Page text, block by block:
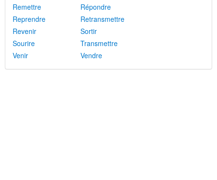
Remettre
Répondre
Reprendre
Retransmettre
Revenir
Sortir
Sourire
Transmettre
Venir
Vendre